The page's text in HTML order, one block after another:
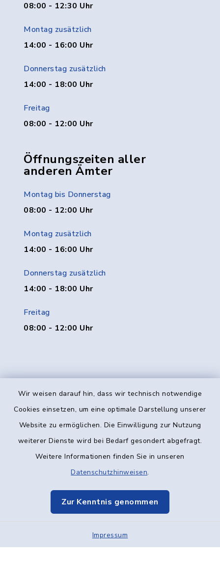
Wir weisen darauf hin, dass wir technisch notwendige
Cookies einsetzen, um eine optimale Darstellung unserer
Website zu ermöglichen. Die Einwilligung zur Nutzung
weiterer Dienste wird bei Bedarf gesondert abgefragt.
Weitere Informationen finden Sie in unseren
Datenschutzhinweisen.
Zur Kenntnis genommen
Impressum
08:00 - 12:30 Uhr
Montag zusätzlich
14:00 - 16:00 Uhr
Donnerstag zusätzlich
14:00 - 18:00 Uhr
Freitag
08:00 - 12:00 Uhr
Öffnungszeiten aller
anderen Ämter
Montag bis Donnerstag
08:00 - 12:00 Uhr
Montag zusätzlich
14:00 - 16:00 Uhr
Donnerstag zusätzlich
14:00 - 18:00 Uhr
Freitag
08:00 - 12:00 Uhr
Kontakt
Datenschutz
Elektronische Kommunikation
Sitemap